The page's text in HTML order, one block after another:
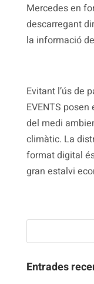
Mercedes en
descarregant
la informació
Evitant l’ús de
EVENTS
del medi
climàtic. La
format digital
gran estalvi
Entrades